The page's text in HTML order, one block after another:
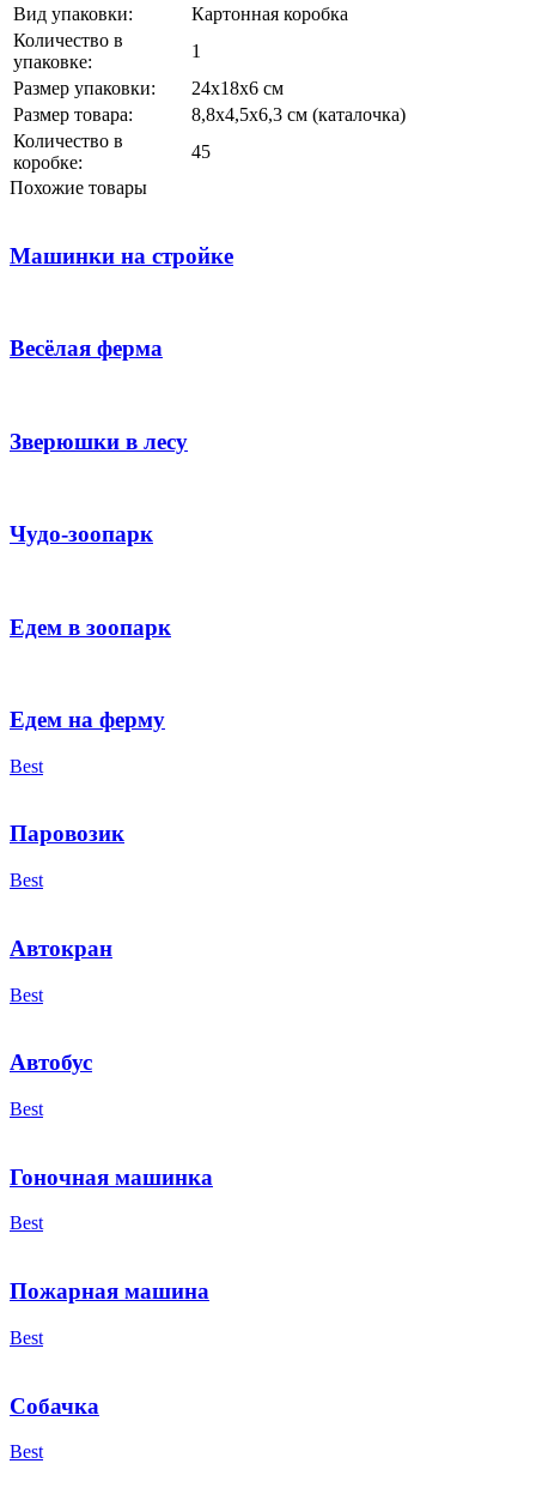
Вид упаковки:
Картонная коробка
Количество в
упаковке:
1
Размер упаковки:
24х18х6 см
Размер товара:
8,8х4,5х6,3 см (каталочка)
Количество в
коробке:
45
Похожие товары
Машинки на стройке
Весёлая ферма
Зверюшки в лесу
Чудо-зоопарк
Едем в зоопарк
Едем на ферму
Best
Паровозик
Best
Автокран
Best
Автобус
Best
Гоночная машинка
Best
Пожарная машина
Best
Собачка
Best